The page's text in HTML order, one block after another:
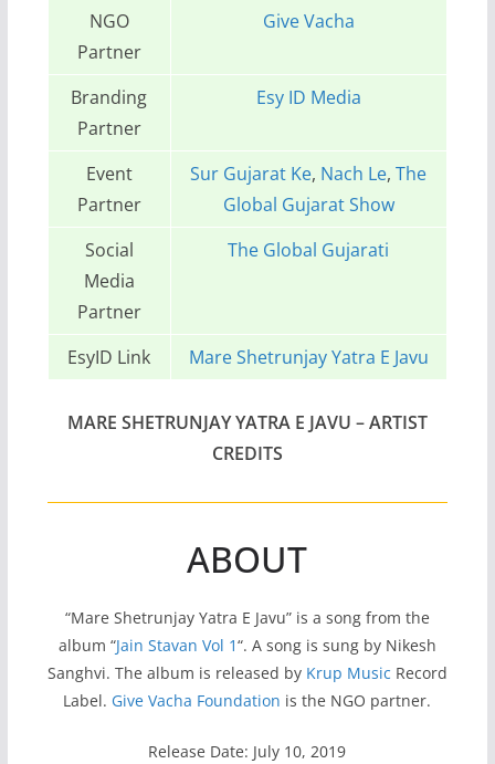
NGO
Partner
Give Vacha
Branding
Partner
Esy ID Media
Event
Partner
Sur Gujarat Ke, Nach Le,The
Global Gujarat Show
Social
Media
Partner
The Global Gujarati
EsyID Link Mare Shetrunjay Yatra E Javu
MARE SHETRUNJAY YATRA E JAVU – ARTIST
CREDITS
ABOUT
“Mare Shetrunjay Yatra E Javu” is a song from the
album “Jain Stavan Vol 1“. A song is sung by Nikesh
Sanghvi. The album is released by Krup Music Record
Label. Give Vacha Foundation is the NGO partner.
Release Date: July 10, 2019